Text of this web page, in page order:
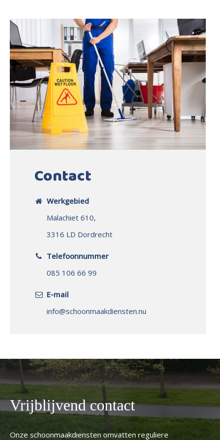
Contact
Werkgebied
Malachiet 610,
3316 LD Dordrecht
Telefoonnummer
085 106 66 99
E-mail
info@schoonmaakdiensten.nu
Vrijblijvend contact
Onze schoonmaakdiensten omvatten reguliere